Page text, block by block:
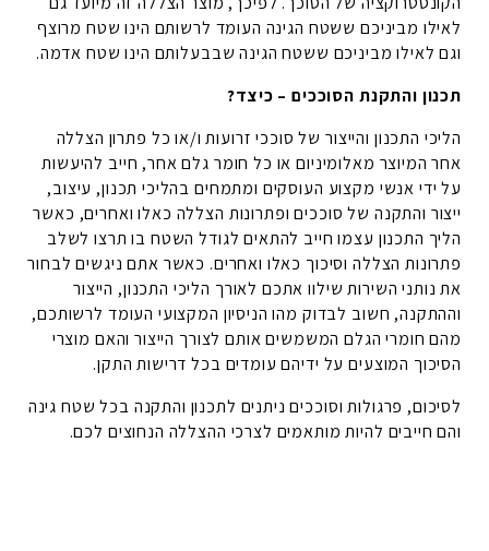
לאילו מביניכם ששטח הגינה העומד לרשותם הינו שטח מרוצף
וגם לאילו מביניכם ששטח הגינה שבבעלותם הינו שטח אדמה.
תכנון והתקנת הסוככים – כיצד?
הליכי התכנון והייצור של סוככי זרועות ו/או כל פתרון הצללה
אחר המיוצר מאלומיניום או כל חומר גלם אחר, חייב להיעשות
על ידי אנשי מקצוע העוסקים ומתמחים בהליכי תכנון, עיצוב,
ייצור והתקנה של סוככים ופתרונות הצללה כאלו ואחרים, כאשר
הליך התכנון עצמו חייב להתאים לגודל השטח בו תרצו לשלב
פתרונות הצללה וסיכוך כאלו ואחרים. כאשר אתם ניגשים לבחור
את נותני השירות שילוו אתכם לאורך הליכי התכנון, הייצור
וההתקנה, חשוב לבדוק מהו הניסיון המקצועי העומד לרשותכם,
מהם חומרי הגלם המשמשים אותם לצורך הייצור והאם מוצרי
הסיכוך המוצעים על ידיהם עומדים בכל דרישות התקן.
לסיכום, פרגולות וסוככים ניתנים לתכנון והתקנה בכל שטח גינה
והם חייבים להיות מותאמים לצרכי ההצללה הנחוצים לכם.